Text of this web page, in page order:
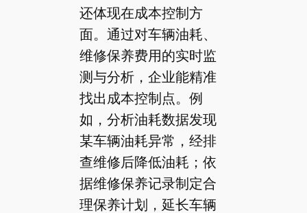
还体现在成本控制方
面。通过对车辆油耗、
维修保养费用的实时监
测与分析，企业能精准
找出成本控制点。例
如，分析油耗数据发现
某车辆油耗异常，经排
查维修后降低油耗；依
据维修保养记录制定合
理保养计划，延长车辆